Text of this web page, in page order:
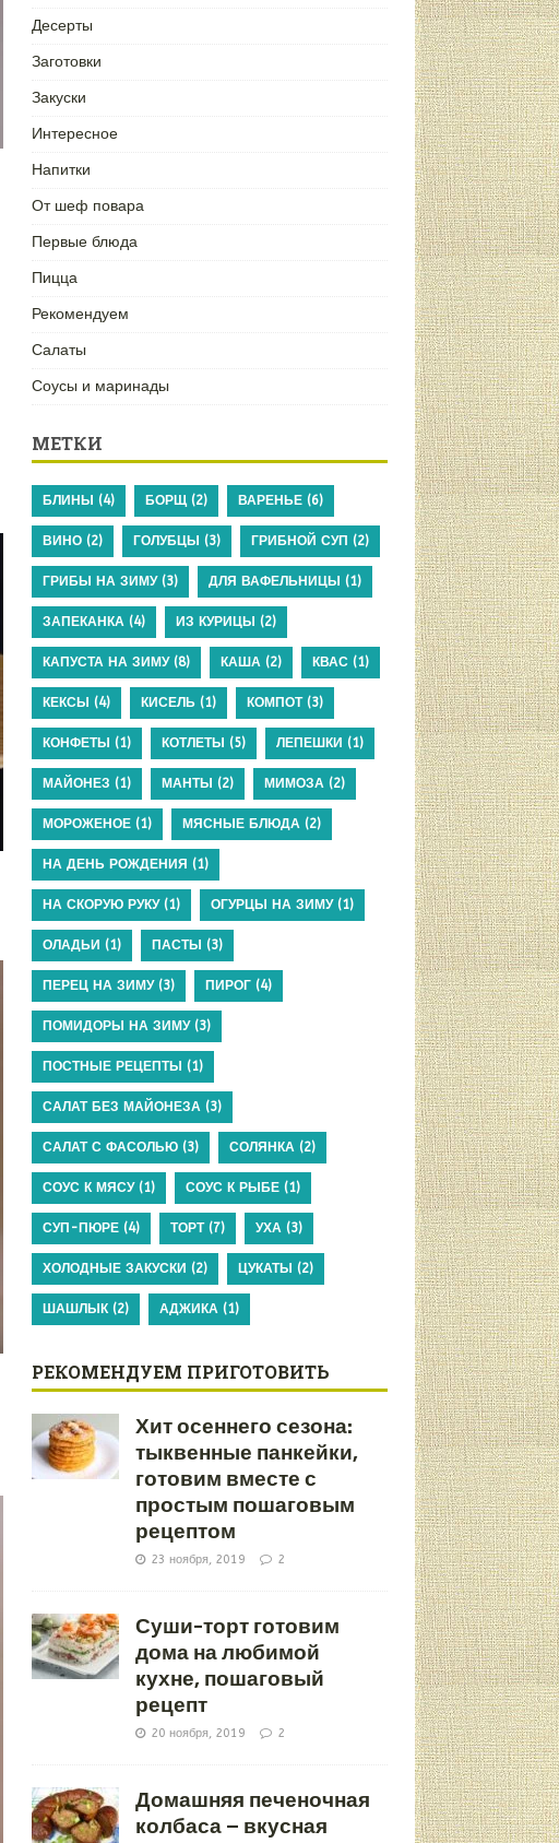
Десерты
Заготовки
Закуски
Интересное
Напитки
От шеф повара
Первые блюда
Пицца
Рекомендуем
Салаты
Соусы и маринады
МЕТКИ
БЛИНЫ (4) БОРЩ(2) ВАРЕНЬЕ(6)
ВИНО(2) ГОЛУБЦЫ (3) ГРИБНОЙ СУП (2)
ГРИБЫ НА ЗИМУ(3) ДЛЯ ВАФЕЛЬНИЦЫ (1)
ЗАПЕКАНКА (4) ИЗ КУРИЦЫ (2)
КАПУСТА НА ЗИМУ(8) КАША (2) КВАС(1)
КЕКСЫ (4) КИСЕЛЬ(1) КОМПОТ(3)
КОНФЕТЫ (1) КОТЛЕТЫ (5) ЛЕПЕШКИ (1)
МАЙОНЕЗ (1) МАНТЫ (2) МИМОЗА (2)
МОРОЖЕНОЕ(1) МЯСНЫЕ БЛЮДА (2)
НА ДЕНЬ РОЖДЕНИЯ (1)
НА СКОРУЮ РУКУ(1) ОГУРЦЫ НА ЗИМУ(1)
ОЛАДЬИ (1) ПАСТЫ (3)
ПЕРЕЦ НА ЗИМУ(3) ПИРОГ(4)
ПОМИДОРЫ НА ЗИМУ(3)
ПОСТНЫЕ РЕЦЕПТЫ (1)
САЛАТ БЕЗ МАЙОНЕЗА (3)
САЛАТ С ФАСОЛЬЮ(3) СОЛЯНКА (2)
СОУС К МЯСУ(1) СОУС К РЫБЕ(1)
СУП-ПЮРЕ(4) ТОРТ(7) УХА (3)
ХОЛОДНЫЕ ЗАКУСКИ (2) ЦУКАТЫ (2)
ШАШЛЫК(2) АДЖИКА (1)
РЕКОМЕНДУЕМ ПРИГОТОВИТЬ
Хит осеннего сезона:
тыквенные панкейки,
готовим вместе с
простым пошаговым
рецептом
23 ноября, 2019 2
Суши-торт готовим
дома на любимой
кухне, пошаговый
рецепт
20 ноября, 2019 2
Домашняя печеночная
колбаса – вкусная